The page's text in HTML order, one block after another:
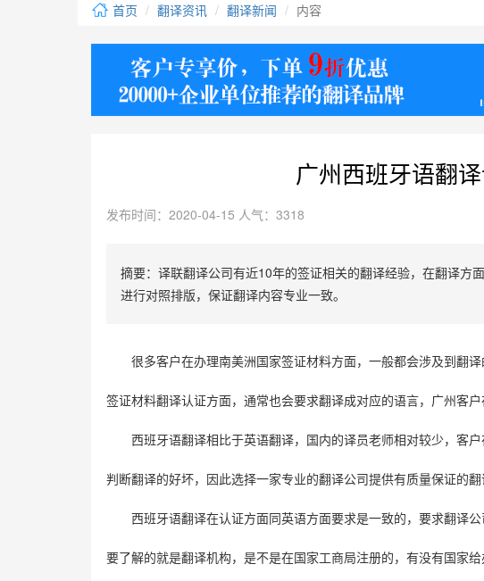
学位证翻译
身份证翻译
核酸检测报告英文
译
首页 翻译资讯 翻译新闻 内容
广州西班牙语翻
发布时间：2020-04-15 人气：3318
摘要：译联翻译公司有近10年的签证相关的翻译经验，在翻译方
进行对照排版，保证翻译内容专业一致。
很多客户在办理南美洲国家签证材料方面，一般都会涉及到翻
签证材料翻译认证方面，通常也会要求翻译成对应的语言，广州客户
西班牙语翻译相比于英语翻译，国内的译员老师相对较少，客
判断翻译的好坏，因此选择一家专业的翻译公司提供有质量保证的翻
西班牙语翻译在认证方面同英语方面要求是一致的，要求翻译
要了解的就是翻译机构，是不是在国家工商局注册的，有没有国家